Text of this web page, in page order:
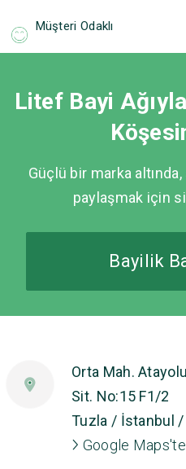
Müşteri Odaklı
Litef Bayi
Güçlü bir marka
paylaşmak için
Bayilik
Orta Mah.
Sit. No:15 F1/2
Tuzla / İstanbul /
Google